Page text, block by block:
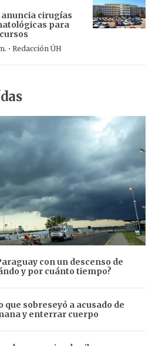
cirugías
para
· Redacción ÚH
con un descenso de
y por cuánto tiempo?
que sobreseyó a acusado de
y enterrar cuerpo